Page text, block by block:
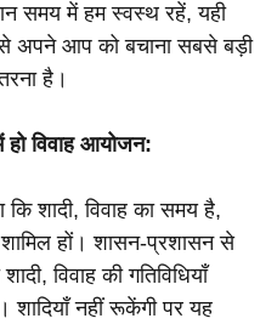
समय में हम स्वस्थ रहें, यही
अपने आप को बचाना सबसे बड़ी
है।
विवाह आयोजन:
कि शादी, विवाह का समय है,
हों। शासन-प्रशासन से
विवाह की गतिविधियाँ
शादियाँ नहीं रूकेंगी पर यह